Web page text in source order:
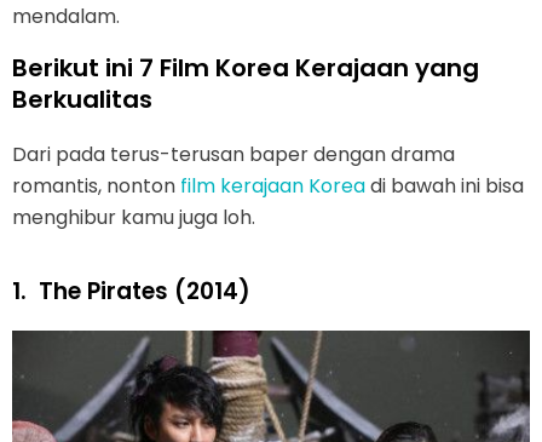
mendalam.
Berikut ini 7 Film Korea Kerajaan yang
Berkualitas
Dari pada terus-terusan baper dengan drama
romantis, nonton film kerajaan Koreadi bawah ini bisa
menghibur kamu juga loh.
1. The Pirates (2014)